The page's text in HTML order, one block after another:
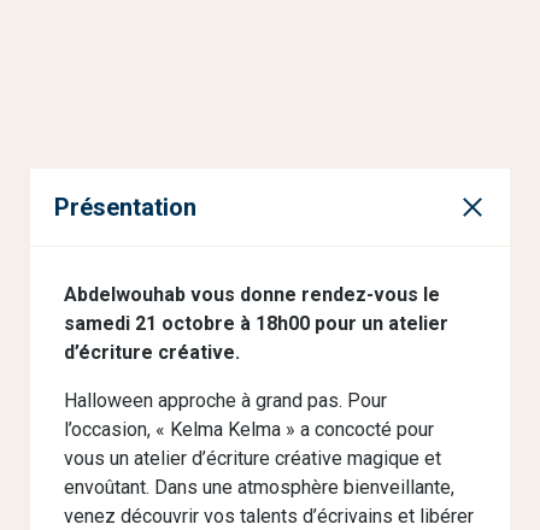
Présentation
Abdelwouhab vous donne rendez-vous le
samedi 21 octobre à 18h00 pour un atelier
d’écriture créative.
Halloween approche à grand pas. Pour
l’occasion, « Kelma Kelma » a concocté pour
vous un atelier d’écriture créative magique et
envoûtant. Dans une atmosphère bienveillante,
venez découvrir vos talents d’écrivains et libérer